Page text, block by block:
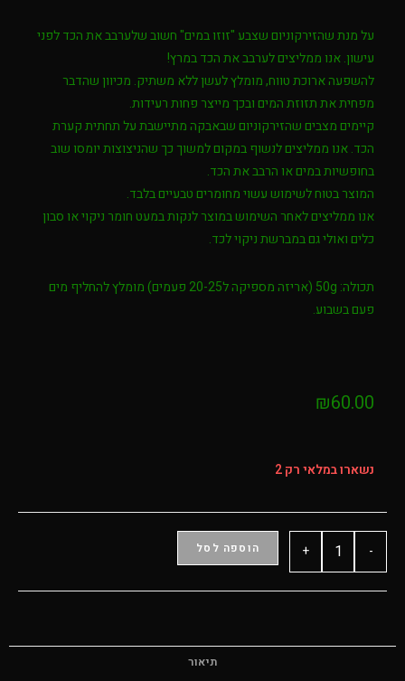
על מנת שהזירקוניום שצבע "זוזו במים" חשוב שלערבב את הכד לפני
עישון. אנו ממליצים לערבב את הכד במרץ!
להשפעה ארוכת טווח, מומלץ לעשן ללא משתיק. מכיוון שהדבר
מפחית את תזוזת המים ובכך מייצר פחות רעידות.
קיימים מצבים שהזירקוניום שבאבקה מתיישבת על תחתית קערת
הכד. אנו ממליצים לנשוף במקום למשוך כך שהניצוצות יומסו שוב
בחופשיות במים או הרבב את הכד.
המוצר בטוח לשימוש עשוי מחומרים טבעיים בלבד.
אנו ממליצים לאחר השימוש במוצר לנקות במעט חומר ניקוי או סבון
כלים ואולי גם במברשת ניקוי לכד.
תכולה: 50g (אריזה מספיקה ל20-25 פעמים)
מומלץ להחליף מים
פעם בשבוע.
₪60.00
נשארו במלאי רק 2
-
+ הוספה לסל
תיאור